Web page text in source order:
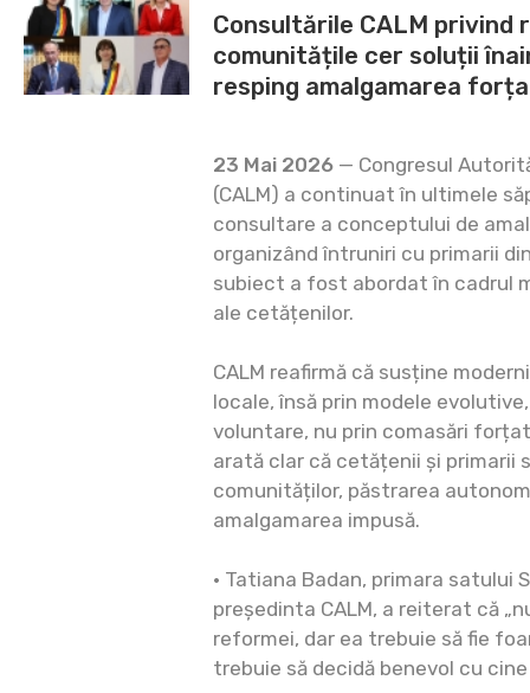
Consultările CALM privind
comunitățile cer soluții
resping amalgamarea
23 Mai 2026 — Congresul
(CALM) a continuat în ultimele
consultare a conceptului de
organizând întruniri cu primarii
subiect a fost abordat în cadrul
ale cetățenilor.
CALM reafirmă că susține
locale, însă prin modele
voluntare, nu prin comasări
arată clar că cetățenii și primarii
comunităților, păstrarea
amalgamarea impusă.
• Tatiana Badan, primara satului
președinta CALM, a reiterat că
reformei, dar ea trebuie să fie
trebuie să decidă benevol cu cine